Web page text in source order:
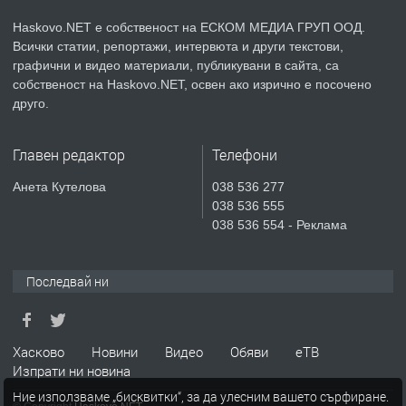
АПАРТАМЕНТ В ЦЕНТЪРА НА ГР.
ХАСКОВО
преди 5 дни
ПРЕДЛАГА
№4120 Магазин/Офис под наем в кв.
Haskovo.NET е собственост на ЕСКОМ МЕДИА ГРУП ООД.
Всички статии, репортажи, интервюта и други текстови,
графични и видео материали, публикувани в сайта, са
собственост на Haskovo.NET, освен ако изрично е посочено
друго.
Главен редактор
Анета Кутелова
Телефони
038 536 277
038 536 555
038 536 554 - Реклама
Последвай ни
Хасково Новини Видео Обяви
еТВ
Изпрати ни новина
Ние използваме „бисквитки“, за да улесним вашето сърфиране.